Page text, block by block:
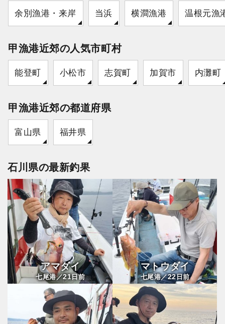
余別漁港・来岸 当浜 横澗漁港 温根元漁
甲漁港近郊の人気市町村
能登町 小松市 志賀町 加賀市 内灘町
甲漁港近郊の都道府県
富山県 福井県
石川県の最新釣果
アマダイ
七尾港／21日前
マトウダイ
七尾港／22日前